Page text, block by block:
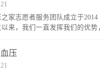
视频在山东、江苏和长春电视台
。 通过以上讲座，逐步形成了
系列讲座。通过分析与健康相关
的影响，提出健康的生活方式，
对高血压、糖尿病、高血脂和肥
21
家志愿者服务团队成立于2014
来，我们一直发挥我们的优势，
象为店内外病人、残疾人、无助老
的其他人。
压
21